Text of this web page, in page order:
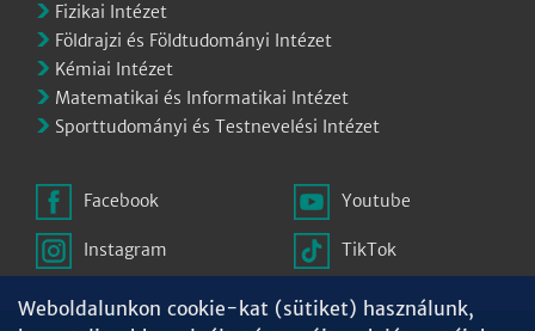
Fizikai Intézet
Földrajzi és Földtudományi Intézet
Kémiai Intézet
Matematikai és Informatikai Intézet
Sporttudományi és Testnevelési Intézet
Facebook
Instagram
Youtube
TikTok
Weboldalunkon cookie-kat (sütiket) használunk,